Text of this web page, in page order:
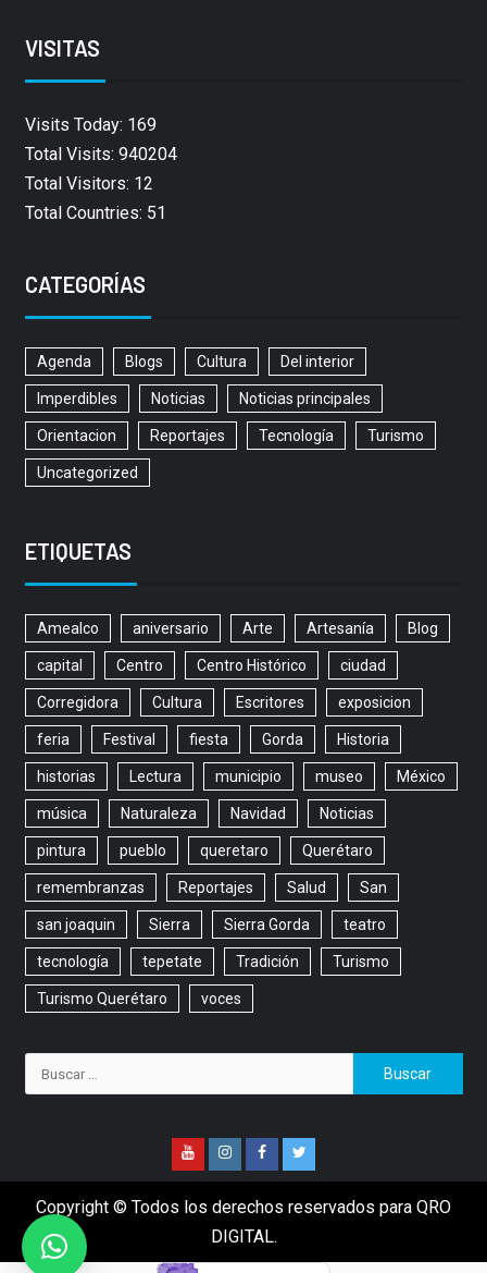
VISITAS
Visits Today: 169
Total Visits: 940204
Total Visitors: 12
Total Countries: 51
CATEGORÍAS
Agenda Blogs Cultura Del interior
Imperdibles Noticias Noticias principales
Orientacion Reportajes Tecnología Turismo
Uncategorized
ETIQUETAS
Amealco aniversario Arte Artesanía Blog
capital Centro Centro Histórico ciudad
Corregidora Cultura Escritores exposicion
feria Festival fiesta Gorda Historia
historias Lectura municipio museo México
música Naturaleza Navidad Noticias
pintura pueblo queretaro Querétaro
remembranzas Reportajes Salud San
san joaquin Sierra Sierra Gorda teatro
tecnología tepetate Tradición Turismo
Turismo Querétaro voces
Copyright © Todos los derechos reservados para QRO
DIGITAL.